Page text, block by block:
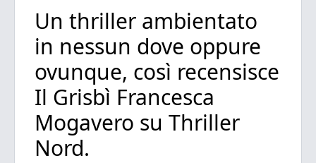
Un thriller ambientato
in nessun dove oppure
ovunque, così recensisce
Il Grisbì Francesca
Mogavero su Thriller
Nord.